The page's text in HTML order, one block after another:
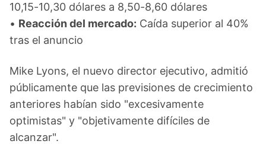
10,15-10,30 dólares a 8,50-8,60 dólares
• Reacción del mercado: Caída superior al 40%
tras el anuncio
Mike Lyons, el nuevo director ejecutivo, admitió
públicamente que las previsiones de crecimiento
anteriores habían sido "excesivamente
optimistas" y "objetivamente difíciles de
alcanzar".